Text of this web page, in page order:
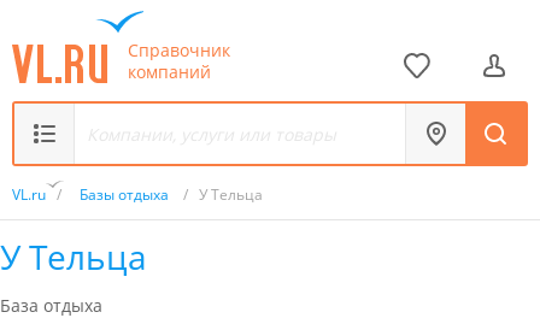
Справочник
компаний
VL.ru / Базы отдыха / У Тельца
У Тельца
База отдыха